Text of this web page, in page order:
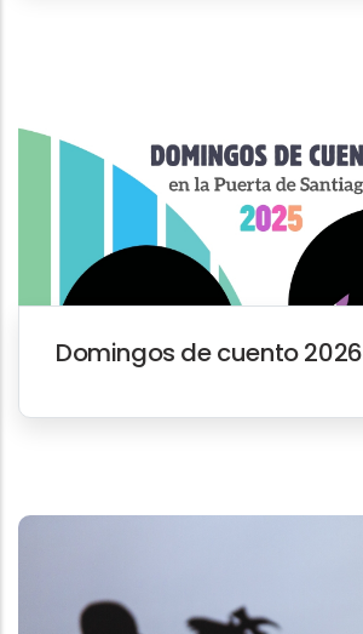
Domingos de cuento 2026